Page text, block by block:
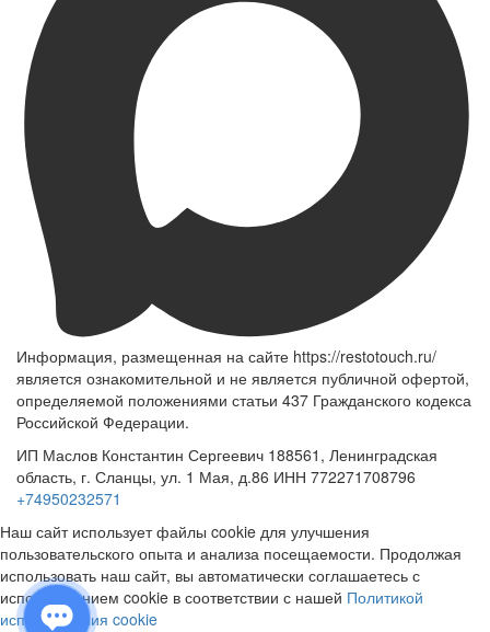
Информация, размещенная на сайте https://restotouch.ru/
является ознакомительной и не является публичной офертой,
определяемой положениями статьи 437 Гражданского кодекса
Российской Федерации.
ИП Маслов Константин Сергеевич 188561, Ленинградская
область, г. Сланцы, ул. 1 Мая, д.86 ИНН 772271708796
+74950232571
Наш сайт использует файлы cookie для улучшения
пользовательского опыта и анализа посещаемости. Продолжая
использовать наш сайт, вы автоматически соглашаетесь с
использованием cookie в соответствии с нашей Политикой
использования cookie